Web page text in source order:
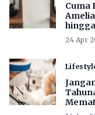
Cuma
24 Apr